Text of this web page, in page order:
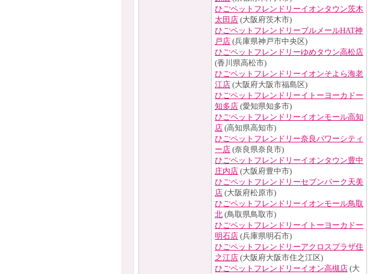
ひごペットフレンドリーイオンタウン茨木
太田店 (大阪府茨木市)
ひごペットフレンドリーブルメールHAT神
戸店 (兵庫県神戸市中央区)
ひごペットフレンドリーゆめタウン高松店
(香川県高松市)
ひごペットフレンドリーイオンそよら海老
江店 (大阪府大阪市福島区)
ひごペットフレンドリーイトーヨーカドー
知多店 (愛知県知多市)
ひごペットフレンドリーイオンモール高知
店 (高知県高知市)
ひごペットフレンドリー奈良パワーシティ
ー店 (奈良県奈良市)
ひごペットフレンドリーイオンタウン豊中
庄内店 (大阪府豊中市)
ひごペットフレンドリーセブンパーク天美
店 (大阪府松原市)
ひごペットフレンドリーイオンモール鳥取
北 (鳥取県鳥取市)
ひごペットフレンドリーイトーヨーカドー
明石店 (兵庫県明石市)
ひごペットフレンドリーアクロスプラザ住
之江店 (大阪府大阪市住之江区)
ひごペットフレンドリーイオン高槻店 (大